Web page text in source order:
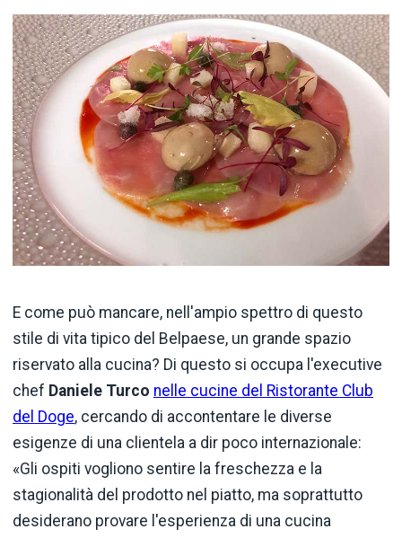
E come può mancare, nell'ampio spettro di questo
stile di vita tipico del Belpaese, un grande spazio
riservato alla cucina? Di questo si occupa l'executive
chef Daniele Turco nelle cucine del Ristorante Club
del Doge, cercando di accontentare le diverse
esigenze di una clientela a dir poco internazionale:
«Gli ospiti vogliono sentire la freschezza e la
stagionalità del prodotto nel piatto, ma soprattutto
desiderano provare l'esperienza di una cucina